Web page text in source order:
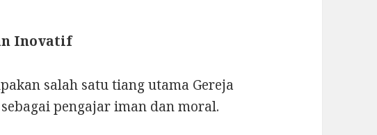
Inovatif
salah satu tiang utama Gereja
pengajar iman dan moral.